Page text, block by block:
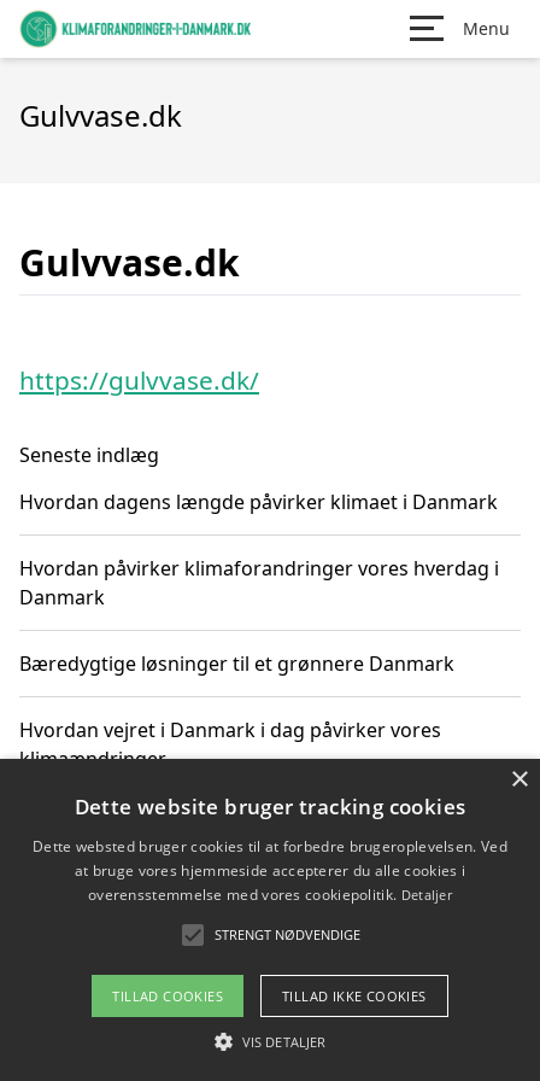
Menu
Gulvvase.dk
Gulvvase.dk
https://gulvvase.dk/
Seneste indlæg
Hvordan dagens længde påvirker klimaet i Danmark
Hvordan påvirker klimaforandringer vores hverdag i
Danmark
Bæredygtige løsninger til et grønnere Danmark
Hvordan vejret i Danmark i dag påvirker vores
klimaændringer
Hvordan klimaændringer påvirker danske unges
gaveønsker
Om / kontakt
Blog Betingelser
×
Dette website bruger tracking cookies
Dette websted bruger cookies til at forbedre brugeroplevelsen. Ved
at bruge vores hjemmeside accepterer du alle cookies i
overensstemmelse med vores cookiepolitik. Detaljer
STRENGT NØDVENDIGE
TILLAD COOKIES TILLAD IKKE COOKIES
VIS DETALJER